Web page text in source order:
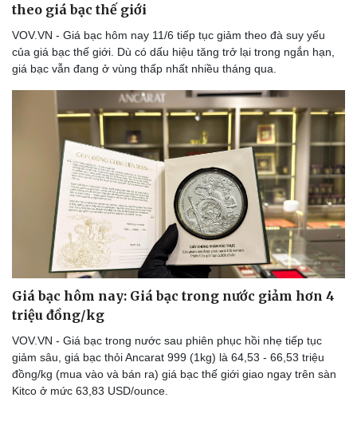
theo giá bạc thế giới
VOV.VN - Giá bạc hôm nay 11/6 tiếp tục giảm theo đà suy yếu
của giá bạc thế giới. Dù có dấu hiệu tăng trở lại trong ngắn hạn,
giá bạc vẫn đang ở vùng thấp nhất nhiều tháng qua.
Giá bạc hôm nay: Giá bạc trong nước giảm hơn 4
triệu đồng/kg
VOV.VN - Giá bạc trong nước sau phiên phục hồi nhẹ tiếp tục
giảm sâu, giá bạc thỏi Ancarat 999 (1kg) là 64,53 - 66,53 triệu
đồng/kg (mua vào và bán ra) giá bạc thế giới giao ngay trên sàn
Kitco ở mức 63,83 USD/ounce.